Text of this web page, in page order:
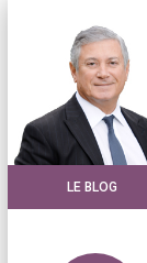
LE BLOG